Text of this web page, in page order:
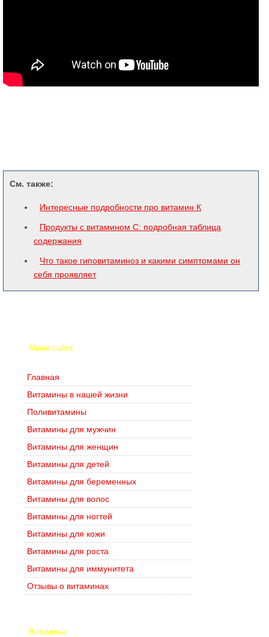
См. также:
Интересные подробности про витамин К
Продукты с витамином С: подробная таблица
содержания
Что такое гиповитаминоз и какими симптомами он
себя проявляет
Меню сайта
Главная
Витамины в нашей жизни
Поливитамины
Витамины для мужчин
Витамины для женщин
Витамины для детей
Витамины для беременных
Витамины для волос
Витамины для ногтей
Витамины для кожи
Витамины для роста
Витамины для иммунитета
Отзывы о витаминах
Витамины